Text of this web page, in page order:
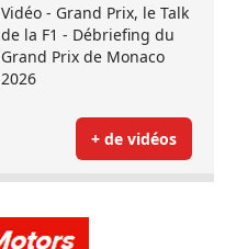
Vidéo - Grand Prix, le Talk
de la F1 - Débriefing du
Grand Prix de Monaco
2026
+ de vidéos